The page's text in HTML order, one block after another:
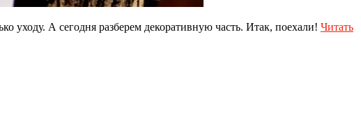
уходу. А сегодня разберем декоративную часть. Итак, поехали! Читать